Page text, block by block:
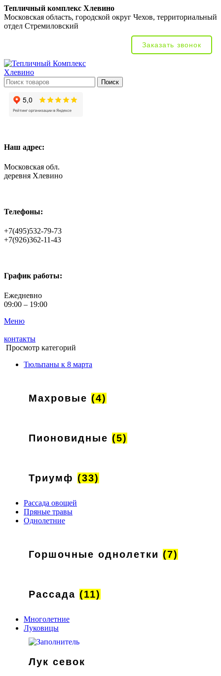
Тепличный комплекс Хлевино
Московская область, городской округ Чехов, территориальный
отдел Стремиловский
Заказать звонок
Поиск
Наш адрес:
Московская обл.
деревня Хлевино
Телефоны:
+7(495)532-79-73
+7(926)362-11-43
График работы:
Ежедневно
09:00 – 19:00
Меню
контакты
Просмотр категорий
Тюльпаны к 8 марта
Махровые (4)
Пионовидные (5)
Триумф (33)
Рассада овощей
Пряные травы
Однолетние
Горшочные однолетки (7)
Рассада (11)
Многолетние
Луковицы
Лук севок